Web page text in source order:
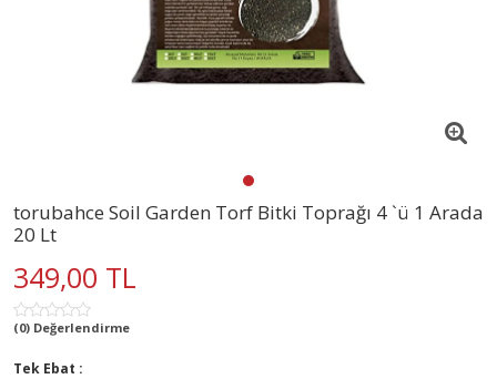
torubahce Soil Garden Torf Bitki Toprağı 4 `ü 1 Arada
20 Lt
349,00 TL
(0) Değerlendirme
Tek Ebat :